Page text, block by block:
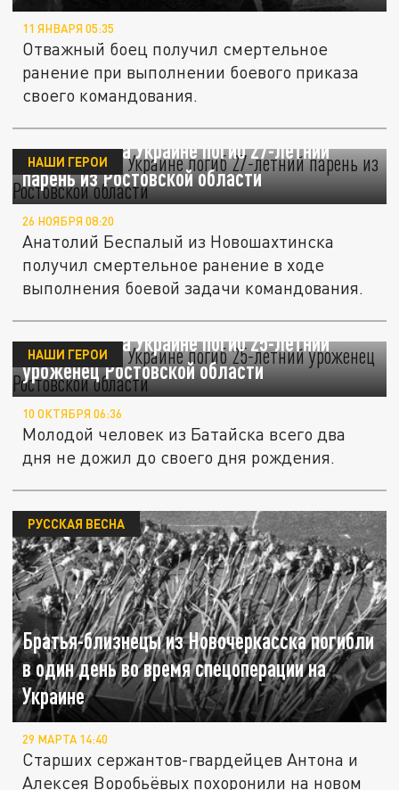
11 ЯНВАРЯ 05:35
Отважный боец получил смертельное
ранение при выполнении боевого приказа
своего командования.
В зоне СВО на Украине погиб 27-летний
парень из Ростовской области
НАШИ ГЕРОИ
26 НОЯБРЯ 08:20
Анатолий Беспалый из Новошахтинска
получил смертельное ранение в ходе
выполнения боевой задачи командования.
В зоне СВО на Украине погиб 25-летний
уроженец Ростовской области
НАШИ ГЕРОИ
10 ОКТЯБРЯ 06:36
Молодой человек из Батайска всего два
дня не дожил до своего дня рождения.
Братья-близнецы из Новочеркасска погибли
в один день во время спецоперации на
Украине
РУССКАЯ ВЕСНА
29 МАРТА 14:40
Старших сержантов-гвардейцев Антона и
Алексея Воробьёвых похоронили на новом